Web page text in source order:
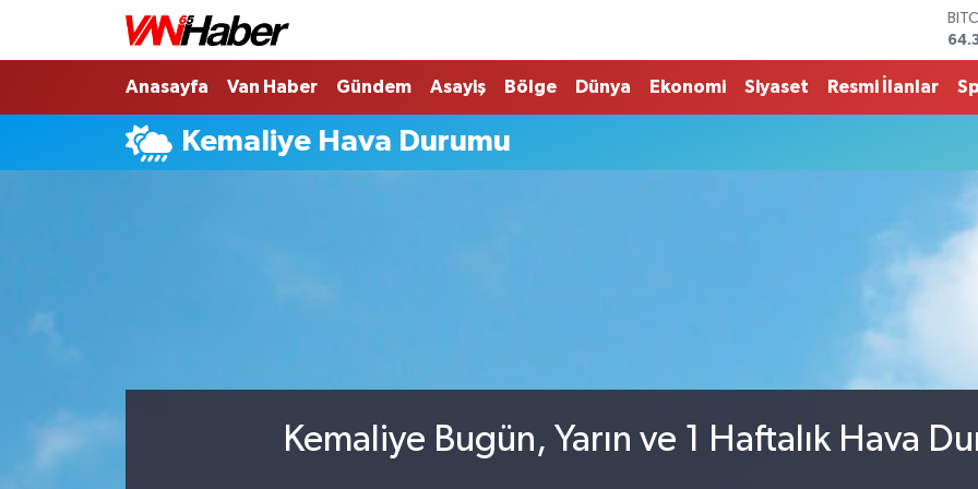
Anasayfa Van Haber Gündem Asayiş Bölge Dünya Ekonomi Siyaset Resmi İlanlar
Kemaliye Hava Durumu
Kemaliye Bugün, Yarın ve 1 Haftalık Hava
Nöbetçi Eczaneler
Hava Durumu
Haber Arşivi